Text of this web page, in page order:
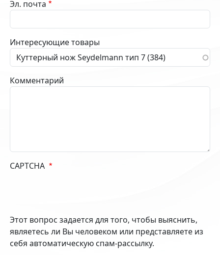
Эл. почта
Интересующие товары
Комментарий
CAPTCHA
Этот вопрос задается для того, чтобы выяснить,
являетесь ли Вы человеком или представляете из
себя автоматическую спам-рассылку.